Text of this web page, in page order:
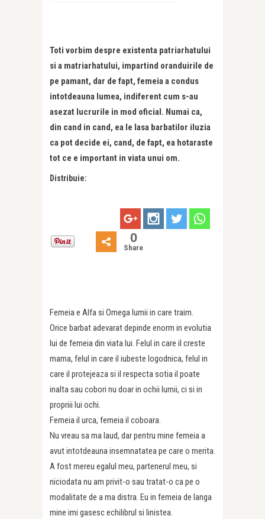
Toti vorbim despre existenta patriarhatului
si a matriarhatului, impartind oranduirile de
pe pamant, dar de fapt, femeia a condus
intotdeauna lumea, indiferent cum s-au
asezat lucrurile in mod oficial. Numai ca,
din cand in cand, ea le lasa barbatilor iluzia
ca pot decide ei, cand, de fapt, ea hotaraste
tot ce e important in viata unui om.
Distribuie:
0
Share
Femeia e Alfa si Omega lumii in care traim.
Orice barbat adevarat depinde enorm in evolutia
lui de femeia din viata lui. Felul in care il creste
mama, felul in care il iubeste logodnica, felul in
care il protejeaza si il respecta sotia il poate
inalta sau cobori nu doar in ochii lumii, ci si in
propriii lui ochi.
Femeia il urca, femeia il coboara.
Nu vreau sa ma laud, dar pentru mine femeia a
avut intotdeauna insemnatatea pe care o merita.
A fost mereu egalul meu, partenerul meu, si
niciodata nu am privit-o sau tratat-o ca pe o
modalitate de a ma distra. Eu in femeia de langa
mine imi gasesc echilibrul si linistea.